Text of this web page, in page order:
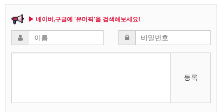
▶ 네이버,구글에 '유머픽'을 검색해보세요!
등록